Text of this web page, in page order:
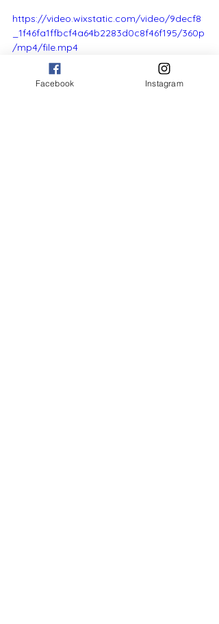
https://video.wixstatic.com/video/9decf8
_1f46fa1ffbcf4a64b2283d0c8f46f195/360p
/mp4/file.mp4
Facebook Instagram